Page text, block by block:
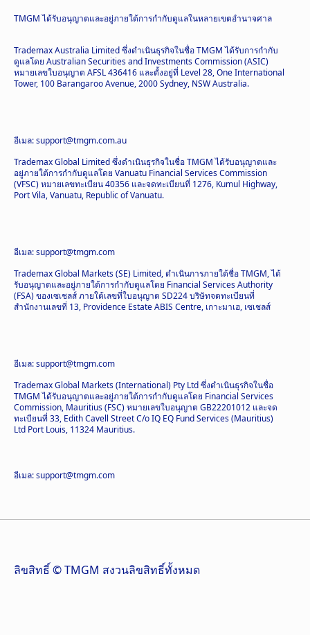
TMGM ได้รับอนุญาตและอยู่ภายใต้การกำกับดูแลในหลายเขตอำนาจศาล
Trademax Australia Limited ซึ่งดำเนินธุรกิจในชื่อ TMGM ได้รับการกำกับ
ดูแลโดย Australian Securities and Investments Commission (ASIC)
หมายเลขใบอนุญาต AFSL 436416 และตั้งอยู่ที่ Level 28, One International
Tower, 100 Barangaroo Avenue, 2000 Sydney, NSW Australia.
อีเมล: support@tmgm.com.au
Trademax Global Limited ซึ่งดำเนินธุรกิจในชื่อ TMGM ได้รับอนุญาตและ
อยู่ภายใต้การกำกับดูแลโดย Vanuatu Financial Services Commission
(VFSC) หมายเลขทะเบียน 40356 และจดทะเบียนที่ 1276, Kumul Highway,
Port Vila, Vanuatu, Republic of Vanuatu.
อีเมล: support@tmgm.com
Trademax Global Markets (SE) Limited, ดำเนินการภายใต้ชื่อ TMGM, ได้
รับอนุญาตและอยู่ภายใต้การกำกับดูแลโดย Financial Services Authority
(FSA) ของเซเชลส์ ภายใต้เลขที่ใบอนุญาต SD224 บริษัทจดทะเบียนที่
สำนักงานเลขที่ 13, Providence Estate ABIS Centre, เกาะมาเฮ, เซเชลส์
อีเมล: support@tmgm.com
Trademax Global Markets (International) Pty Ltd ซึ่งดำเนินธุรกิจในชื่อ
TMGM ได้รับอนุญาตและอยู่ภายใต้การกำกับดูแลโดย Financial Services
Commission, Mauritius (FSC) หมายเลขใบอนุญาต GB22201012 และจด
ทะเบียนที่ 33, Edith Cavell Street C/o IQ EQ Fund Services (Mauritius)
Ltd Port Louis, 11324 Mauritius.
อีเมล: support@tmgm.com
ลิขสิทธิ์ © TMGM สงวนลิขสิทธิ์ทั้งหมด